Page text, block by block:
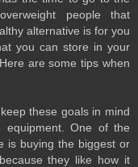
people that
alternative is for you
you can store in your
are some tips when
these goals in mind
One of the
is buying the biggest or
they like how it